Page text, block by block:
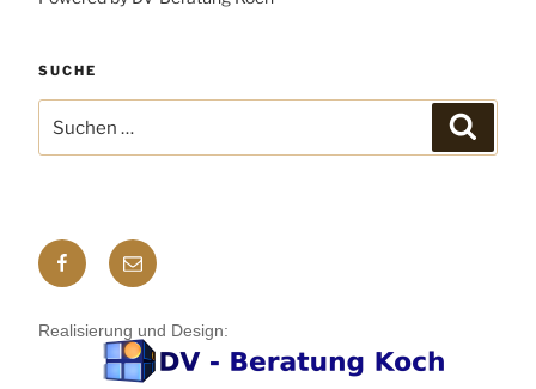
SUCHE
nach:
Facebook
E-
mail
Realisierung und Design: